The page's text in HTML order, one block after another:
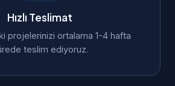
Hızlı Teslimat
projelerinizi ortalama 1-4 hafta
teslim ediyoruz.